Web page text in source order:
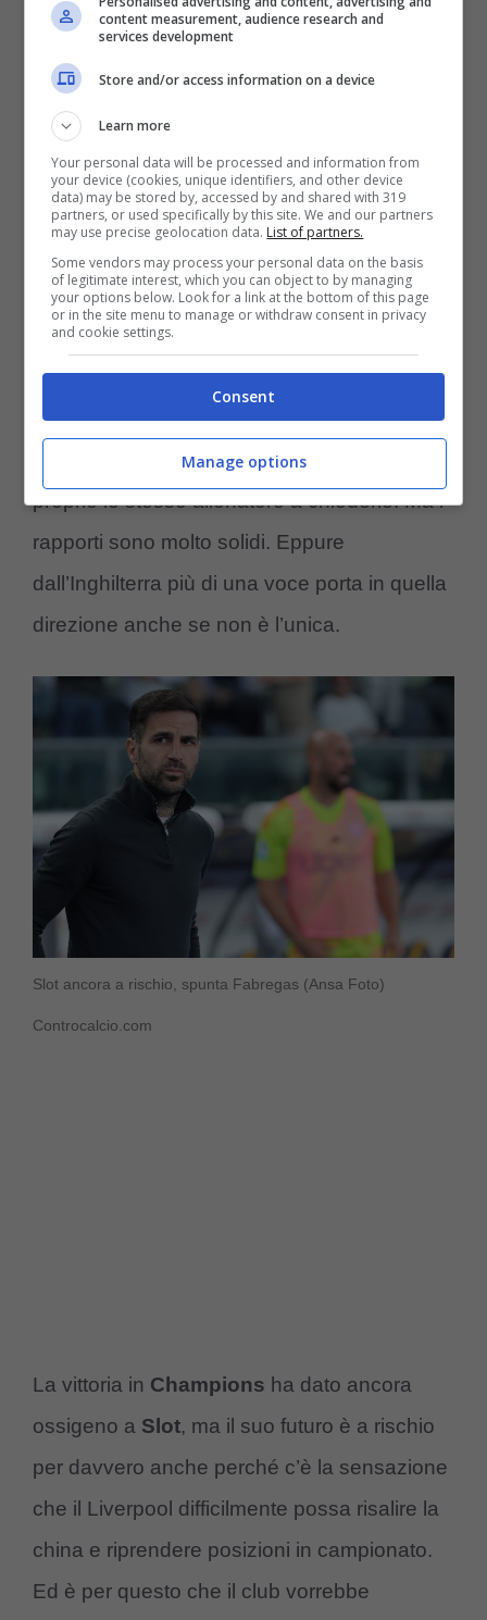
dopo i risultati pessimi che sono stati ottenuti,
ancora saldo sulla sua posizione in
panchina.
Il futuro del tecnico è bilico, ma non certo da
adesso e la società inglese, guidata da
americani, è tentata dall’idea di portare un
allenatore giovane e sfrontato come
Fabregas, il tecnico delComoche è molto
legato alla società lombarda che difficilmente
lo lascerebbe partire a meno che non sia
proprio lo stesso allenatore a chiederlo. Ma i
rapporti sono molto solidi. Eppure
dall’Inghilterra più di una voce porta in quella
direzione anche se non è l’unica.
Slot ancora a rischio, spunta Fabregas (Ansa Foto)
Controcalcio.com
La vittoria in Champions ha dato ancora
ossigeno a Slot, ma il suo futuro è a rischio
per davvero anche perché c’è la sensazione
che il Liverpool difficilmente possa risalire la
china e riprendere posizioni in campionato.
Ed è per questo che il club vorrebbe
content measurement, audience research and
services development
Store and/or access information on a device
Learn more
Your personal data will be processed and information from
your device (cookies, unique identifiers, and other device
data) may be stored by, accessed by and shared with 319
partners, or used specifically by this site. We and our partners
may use precise geolocation data. List of partners.
Some vendors may process your personal data on the basis
of legitimate interest, which you can object to by managing
your options below. Look for a link at the bottom of this page
or in the site menu to manage or withdraw consent in privacy
and cookie settings.
Consent
Manage options